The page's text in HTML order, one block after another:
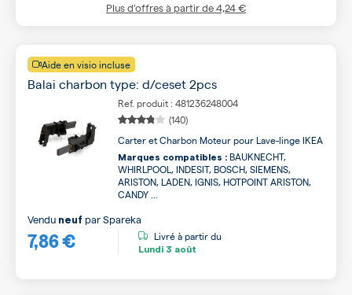
Plus d’offres à partir de4,24 €
Aide en visio incluse
Balai charbon type: d/ceset 2pcs
Ref. produit : 481236248004
(140)
Carter et Charbon Moteur pour Lave-linge IKEA
Marques compatibles : BAUKNECHT,
WHIRLPOOL, INDESIT, BOSCH, SIEMENS,
ARISTON, LADEN, IGNIS, HOTPOINT ARISTON,
CANDY ...
7,86 €
Vendu neuf parSpareka
Livré à partir du
Lundi 3 août